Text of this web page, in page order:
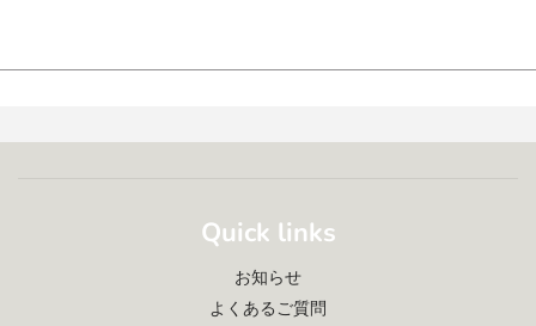
Quick links
お知らせ
よくあるご質問